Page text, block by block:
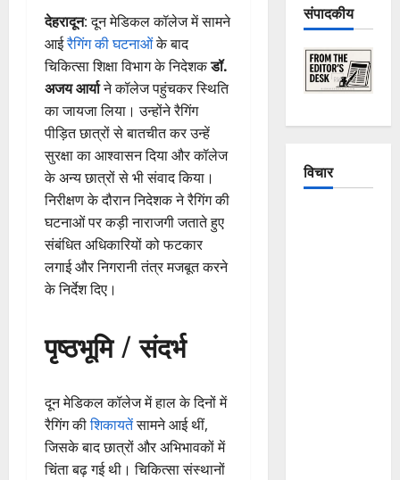
देहरादून: दून मेडिकल कॉलेज में सामने
आईरैगिंग की घटनाओंके बाद
चिकित्सा शिक्षा विभाग के निदेशकडॉ.
अजय आर्याने कॉलेज पहुंचकर स्थिति
का जायजा लिया। उन्होंने रैगिंग
पीड़ित छात्रों से बातचीत कर उन्हें
सुरक्षा का आश्वासन दिया और कॉलेज
के अन्य छात्रों से भी संवाद किया।
निरीक्षण के दौरान निदेशक ने रैगिंग की
घटनाओं पर कड़ी नाराजगी जताते हुए
संबंधित अधिकारियों को फटकार
लगाई और निगरानी तंत्र मजबूत करने
के निर्देश दिए।
पृष्ठभूमि / संदर्भ
दून मेडिकल कॉलेज में हाल के दिनों में
रैगिंग कीशिकायतेंसामने आई थीं,
जिसके बाद छात्रों और अभिभावकों में
चिंता बढ़ गई थी। चिकित्सा संस्थानों
संपादकीय
विचार